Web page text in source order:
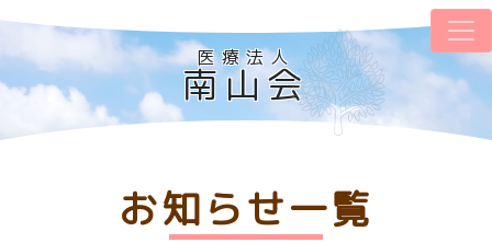
医療法人
南山会
お知らせ一覧